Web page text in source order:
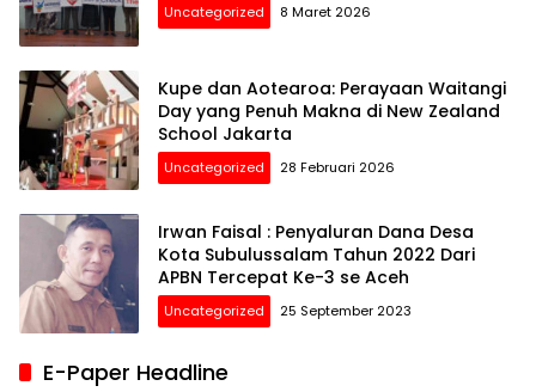
Uncategorized 8 Maret 2026
Kupe dan Aotearoa: Perayaan Waitangi
Day yang Penuh Makna di New Zealand
School Jakarta
Uncategorized 28 Februari 2026
Irwan Faisal : Penyaluran Dana Desa
Kota Subulussalam Tahun 2022 Dari
APBN Tercepat Ke-3 se Aceh
Uncategorized 25 September 2023
E-Paper Headline